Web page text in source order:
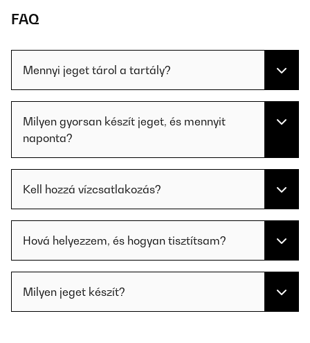
FAQ
Mennyi jeget tárol a tartály?
Milyen gyorsan készít jeget, és mennyit
naponta?
Kell hozzá vízcsatlakozás?
Hová helyezzem, és hogyan tisztítsam?
Milyen jeget készít?